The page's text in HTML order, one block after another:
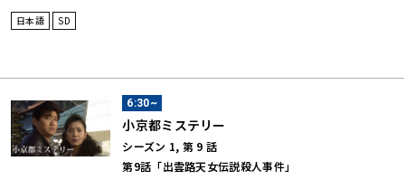
日本語 SD
6:30~
小京都ミステリー
シーズン 1, 第 9 話
第9話「出雲路天女伝説殺人事件」